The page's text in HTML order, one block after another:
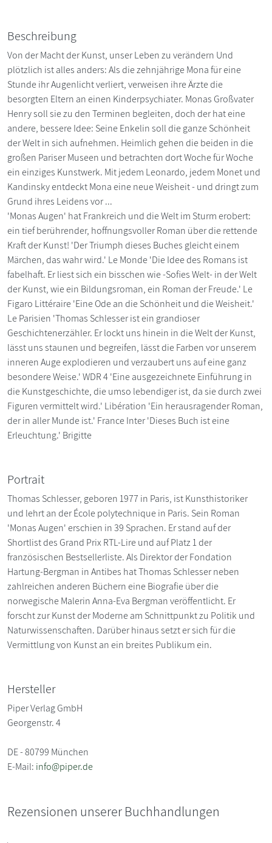
Beschreibung
Von der Macht der Kunst, unser Leben zu verändern Und
plötzlich ist alles anders: Als die zehnjährige Mona für eine
Stunde ihr Augenlicht verliert, verweisen ihre Ärzte die
besorgten Eltern an einen Kinderpsychiater. Monas Großvater
Henry soll sie zu den Terminen begleiten, doch der hat eine
andere, bessere Idee: Seine Enkelin soll die ganze Schönheit
der Welt in sich aufnehmen. Heimlich gehen die beiden in die
großen Pariser Museen und betrachten dort Woche für Woche
ein einziges Kunstwerk. Mit jedem Leonardo, jedem Monet und
Kandinsky entdeckt Mona eine neue Weisheit - und dringt zum
Grund ihres Leidens vor ...
'Monas Augen' hat Frankreich und die Welt im Sturm erobert:
ein tief berührender, hoffnungsvoller Roman über die rettende
Kraft der Kunst! 'Der Triumph dieses Buches gleicht einem
Märchen, das wahr wird.' Le Monde 'Die Idee des Romans ist
fabelhaft. Er liest sich ein bisschen wie -Sofies Welt- in der Welt
der Kunst, wie ein Bildungsroman, ein Roman der Freude.' Le
Figaro Littéraire 'Eine Ode an die Schönheit und die Weisheit.'
Le Parisien 'Thomas Schlesser ist ein grandioser
Geschichtenerzähler. Er lockt uns hinein in die Welt der Kunst,
lässt uns staunen und begreifen, lässt die Farben vor unserem
inneren Auge explodieren und verzaubert uns auf eine ganz
besondere Weise.' WDR 4 'Eine ausgezeichnete Einführung in
die Kunstgeschichte, die umso lebendiger ist, da sie durch zwei
Figuren vermittelt wird.' Libération 'Ein herausragender Roman,
der in aller Munde ist.' France Inter 'Dieses Buch ist eine
Erleuchtung.' Brigitte
Portrait
Thomas Schlesser, geboren 1977 in Paris, ist Kunsthistoriker
und lehrt an der École polytechnique in Paris. Sein Roman
'Monas Augen' erschien in 39 Sprachen. Er stand auf der
Shortlist des Grand Prix RTL-Lire und auf Platz 1 der
französischen Bestsellerliste. Als Direktor der Fondation
Hartung-Bergman in Antibes hat Thomas Schlesser neben
zahlreichen anderen Büchern eine Biografie über die
norwegische Malerin Anna-Eva Bergman veröffentlicht. Er
forscht zur Kunst der Moderne am Schnittpunkt zu Politik und
Naturwissenschaften. Darüber hinaus setzt er sich für die
Vermittlung von Kunst an ein breites Publikum ein.
Hersteller
Piper Verlag GmbH
Georgenstr. 4
DE - 80799 München
E-Mail: info@piper.de
Rezensionen unserer Buchhandlungen